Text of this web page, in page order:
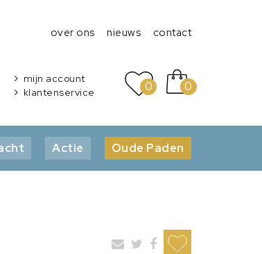
over ons nieuws contact
mijn account
klantenservice
0 0
Actie Oude Paden